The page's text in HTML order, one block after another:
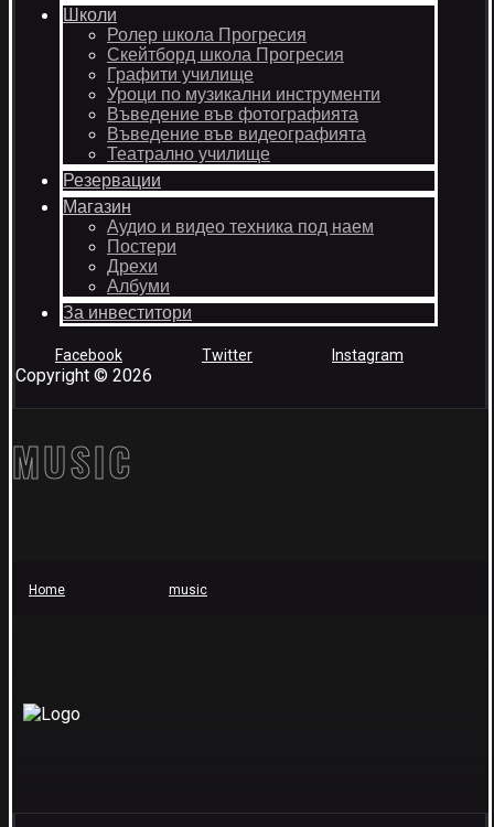
Школи
Ролер школа Прогресия
Скейтборд школа Прогресия
Графити училище
Уроци по музикални инструменти
Въведение във фотографията
Въведение във видеографията
Театрално училище
Резервации
Магазин
Аудио и видео техника под наем
Постери
Дрехи
Албуми
За инвеститори
Facebook Twitter Instagram
Copyright © 2026
MUSIC
Home music